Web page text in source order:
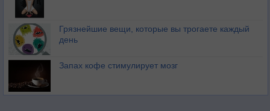
Грязнейшие вещи, которые вы трогаете каждый
день
Запах кофе стимулирует мозг